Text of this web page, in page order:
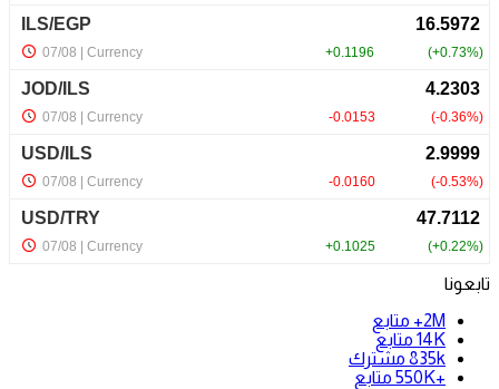
تابعونا
2M+
متابع
14K متابع
835k مشترك
+550K
متابع